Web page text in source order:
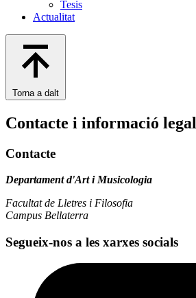
Tesis
Actualitat
Torna a dalt
Contacte i informació legal
Contacte
Departament d'Art i Musicologia
Facultat de Lletres i Filosofia
Campus Bellaterra
Segueix-nos a les xarxes socials